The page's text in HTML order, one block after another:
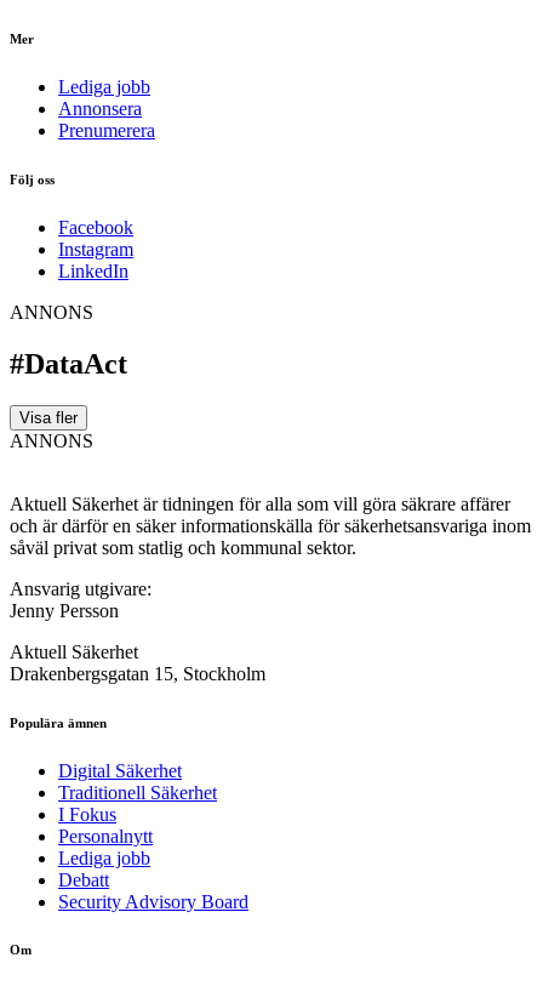
Mer
Lediga jobb
Annonsera
Prenumerera
Följ oss
Facebook
Instagram
LinkedIn
ANNONS
#DataAct
Visa fler
ANNONS
Aktuell Säkerhet är tidningen för alla som vill göra säkrare affärer
och är därför en säker informationskälla för säkerhets­ansvariga inom
såväl privat som statlig och kommunal sektor.
Ansvarig utgivare:
Jenny Persson
Aktuell Säkerhet
Drakenbergsgatan 15, Stockholm
Populära ämnen
Digital Säkerhet
Traditionell Säkerhet
I Fokus
Personalnytt
Lediga jobb
Debatt
Security Advisory Board
Om